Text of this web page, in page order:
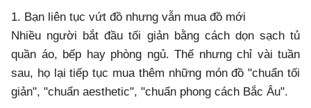
1. Bạn liên tục vứt đồ nhưng vẫn mua đồ mới
Nhiều người bắt đầu tối giản bằng cách dọn sạch tủ
quần áo, bếp hay phòng ngủ. Thế nhưng chỉ vài tuần
sau, họ lại tiếp tục mua thêm những món đồ "chuẩn tối
giản", "chuẩn aesthetic", "chuẩn phong cách Bắc Âu".